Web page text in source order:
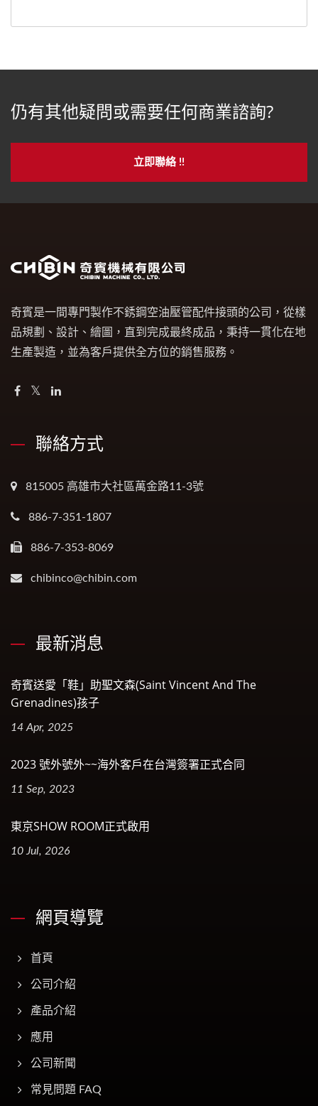
仍有其他疑問或需要任何商業諮詢?
立即聯絡 !!
奇賓是一間專門製作不銹鋼空油壓管配件接頭的公司，從樣
品規劃、設計、繪圖，直到完成最終成品，秉持一貫化在地
生產製造，並為客戶提供全方位的銷售服務。
聯絡方式
815005 高雄市大社區萬金路11-3號
886-7-351-1807
886-7-353-8069
chibinco@chibin.com
最新消息
奇賓送愛「鞋」助聖文森(Saint Vincent And The
Grenadines)孩子
14 Apr, 2025
2023 號外號外~~海外客戶在台灣簽署正式合同
11 Sep, 2023
東京SHOW ROOM正式啟用
10 Jul, 2026
網頁導覽
首頁
公司介紹
產品介紹
應用
公司新聞
常見問題 FAQ